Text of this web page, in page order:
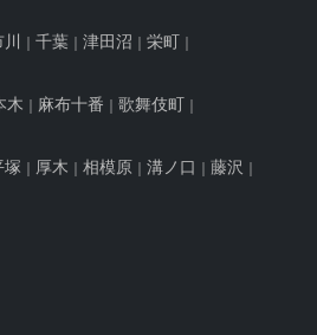
川 千葉 津田沼 栄町
木 麻布十番 歌舞伎町
塚 厚木 相模原 溝ノ口 藤沢